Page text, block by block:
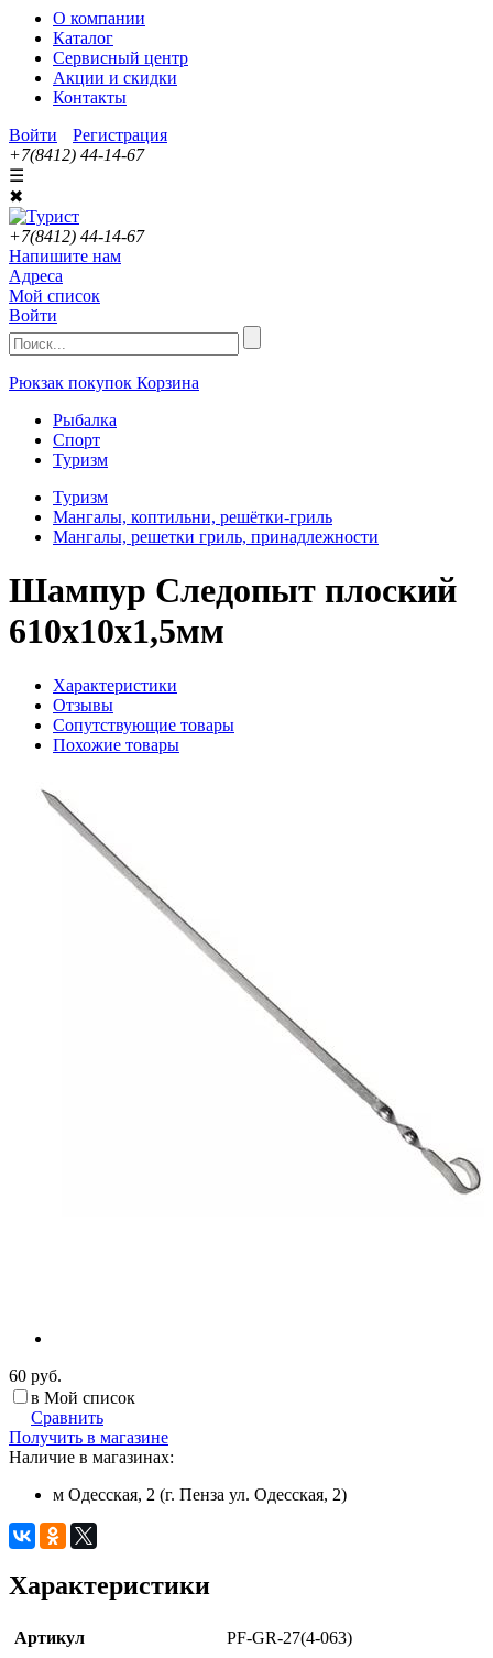
О компании
Каталог
Сервисный центр
Акции и скидки
Контакты
Войти
Регистрация
+7(8412) 44-14-67
☰
✖
+7(8412) 44-14-67
Напишите нам
Адреса
Мой список
Войти
Рюкзак покупок Корзина
Рыбалка
Спорт
Туризм
Туризм
Мангалы, коптильни, решётки-гриль
Мангалы, решетки гриль, принадлежности
Шампур Следопыт плоский
610х10х1,5мм
Характеристики
Отзывы
Сопутствующие товары
Похожие товары
60 руб.
в Мой список
Сравнить
Получить в магазине
Наличие в магазинах:
м Одесская, 2 (г. Пенза ул. Одесская, 2)
Характеристики
Артикул
PF-GR-27(4-063)